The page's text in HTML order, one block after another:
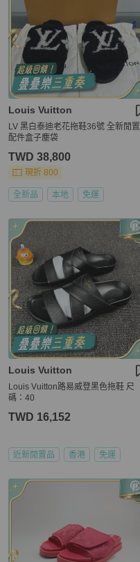
Louis Vuitton
LV 黑白泰迪老花拖鞋36號 全新閒置
配件盒子塵袋
TWD 38,800
現折 800
全新品 本地 免運
Louis Vuitton
Louis Vuitton路易威登黑色拖鞋 尺
碼：40
TWD 16,152
近新閒置品 香港 免運